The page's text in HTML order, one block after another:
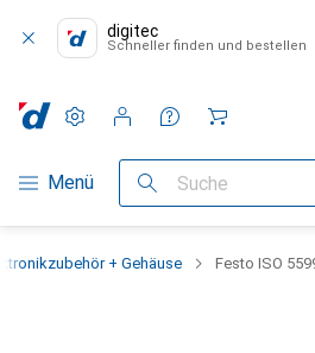
digitec
Schneller finden und bestellen
Navigation nach Kategorien
Menü Suche
Einstellungen
Kundenkonto
Vergleichslisten
Merklisten
Warenkorb
+ Gehäuse Festo ISO